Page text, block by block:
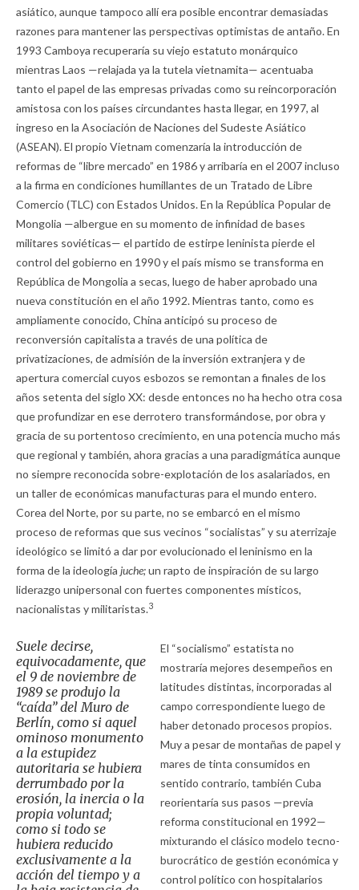
asiático, aunque tampoco allí era posible encontrar demasiadas
razones para mantener las perspectivas optimistas de antaño. En
1993 Camboya recuperaría su viejo estatuto monárquico
mientras Laos —relajada ya la tutela vietnamita— acentuaba
tanto el papel de las empresas privadas como su reincorporación
amistosa con los países circundantes hasta llegar, en 1997, al
ingreso en la Asociación de Naciones del Sudeste Asiático
(ASEAN). El propio Vietnam comenzaría la introducción de
reformas de “libre mercado” en 1986 y arribaría en el 2007 incluso
a la firma en condiciones humillantes de un Tratado de Libre
Comercio (TLC) con Estados Unidos. En la República Popular de
Mongolia —albergue en su momento de infinidad de bases
militares soviéticas— el partido de estirpe leninista pierde el
control del gobierno en 1990 y el país mismo se transforma en
República de Mongolia a secas, luego de haber aprobado una
nueva constitución en el año 1992. Mientras tanto, como es
ampliamente conocido, China anticipó su proceso de
reconversión capitalista a través de una política de
privatizaciones, de admisión de la inversión extranjera y de
apertura comercial cuyos esbozos se remontan a finales de los
años setenta del siglo XX: desde entonces no ha hecho otra cosa
que profundizar en ese derrotero transformándose, por obra y
gracia de su portentoso crecimiento, en una potencia mucho más
que regional y también, ahora gracias a una paradigmática aunque
no siempre reconocida sobre-explotación de los asalariados, en
un taller de económicas manufacturas para el mundo entero.
Corea del Norte, por su parte, no se embarcó en el mismo
proceso de reformas que sus vecinos “socialistas” y su aterrizaje
ideológico se limitó a dar por evolucionado el leninismo en la
forma de la ideología juche;un rapto de inspiración de su largo
liderazgo unipersonal con fuertes componentes místicos,
nacionalistas y militaristas.3
Suele decirse,
equivocadamente, que
el 9 de noviembre de
1989 se produjo la
“caída” del Muro de
Berlín, como si aquel
ominoso monumento
a la estupidez
autoritaria se hubiera
derrumbado por la
erosión, la inercia o la
propia voluntad;
como si todo se
hubiera reducido
exclusivamente a la
acción del tiempo y a
El “socialismo” estatista no
mostraría mejores desempeños en
latitudes distintas, incorporadas al
campo correspondiente luego de
haber detonado procesos propios.
Muy a pesar de montañas de papel y
mares de tinta consumidos en
sentido contrario, también Cuba
reorientaría sus pasos —previa
reforma constitucional en 1992—
mixturando el clásico modelo tecno-
burocrático de gestión económica y
control político con hospitalarios